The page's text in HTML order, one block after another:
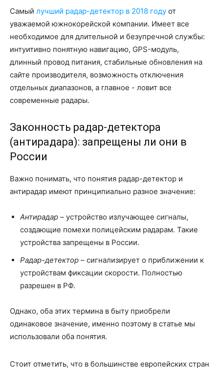
Самый лучший радар-детектор в 2018 году от
уважаемой южнокорейской компании. Имеет все
необходимое для длительной и безупречной службы:
интуитивно понятную навигацию, GPS-модуль,
длинный провод питания, стабильные обновления на
сайте производителя, возможность отключения
отдельных диапазонов, а главное - ловит все
современные радары.
Законность радар-детектора
(антирадара): запрещены ли они в
России
Важно понимать, что понятия радар-детектор и
антирадар имеют принципиально разное значение:
Антирадар – устройство излучающее сигналы,
создающие помехи полицейским радарам. Такие
устройства запрещены в России.
Радар-детектор – сигнализирует о приближении к
устройствам фиксации скорости. Полностью
разрешен в РФ.
Однако, оба этих термина в быту приобрели
одинаковое значение, именно поэтому в статье мы
использовали оба понятия.
Стоит отметить, что в большинстве европейских стран